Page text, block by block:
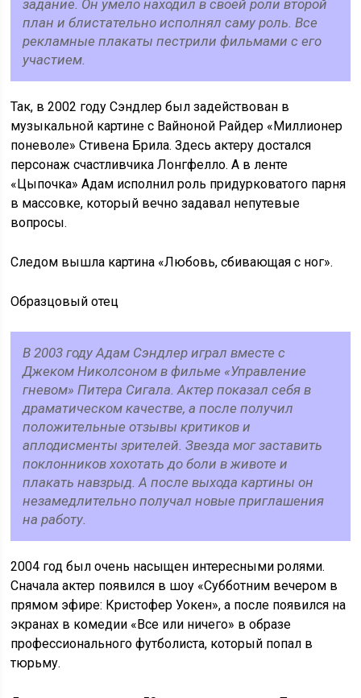
задание. Он умело находил в своей роли второй
план и блистательно исполнял саму роль. Все
рекламные плакаты пестрили фильмами с его
участием.
Так, в 2002 году Сэндлер был задействован в
музыкальной картине с Вайноной Райдер «Миллионер
поневоле» Стивена Брила. Здесь актеру достался
персонаж счастливчика Лонгфелло. А в ленте
«Цыпочка» Адам исполнил роль придурковатого парня
в массовке, который вечно задавал непутевые
вопросы.
Следом вышла картина «Любовь, сбивающая с ног».
Образцовый отец
В 2003 году Адам Сэндлер играл вместе с
Джеком Николсоном в фильме «Управление
гневом» Питера Сигала. Актер показал себя в
драматическом качестве, а после получил
положительные отзывы критиков и
аплодисменты зрителей. Звезда мог заставить
поклонников хохотать до боли в животе и
плакать навзрыд. А после выхода картины он
незамедлительно получал новые приглашения
на работу.
2004 год был очень насыщен интересными ролями.
Сначала актер появился в шоу «Субботним вечером в
прямом эфире: Кристофер Уокен», а после появился на
экранах в комедии «Все или ничего» в образе
профессионального футболиста, который попал в
тюрьму.